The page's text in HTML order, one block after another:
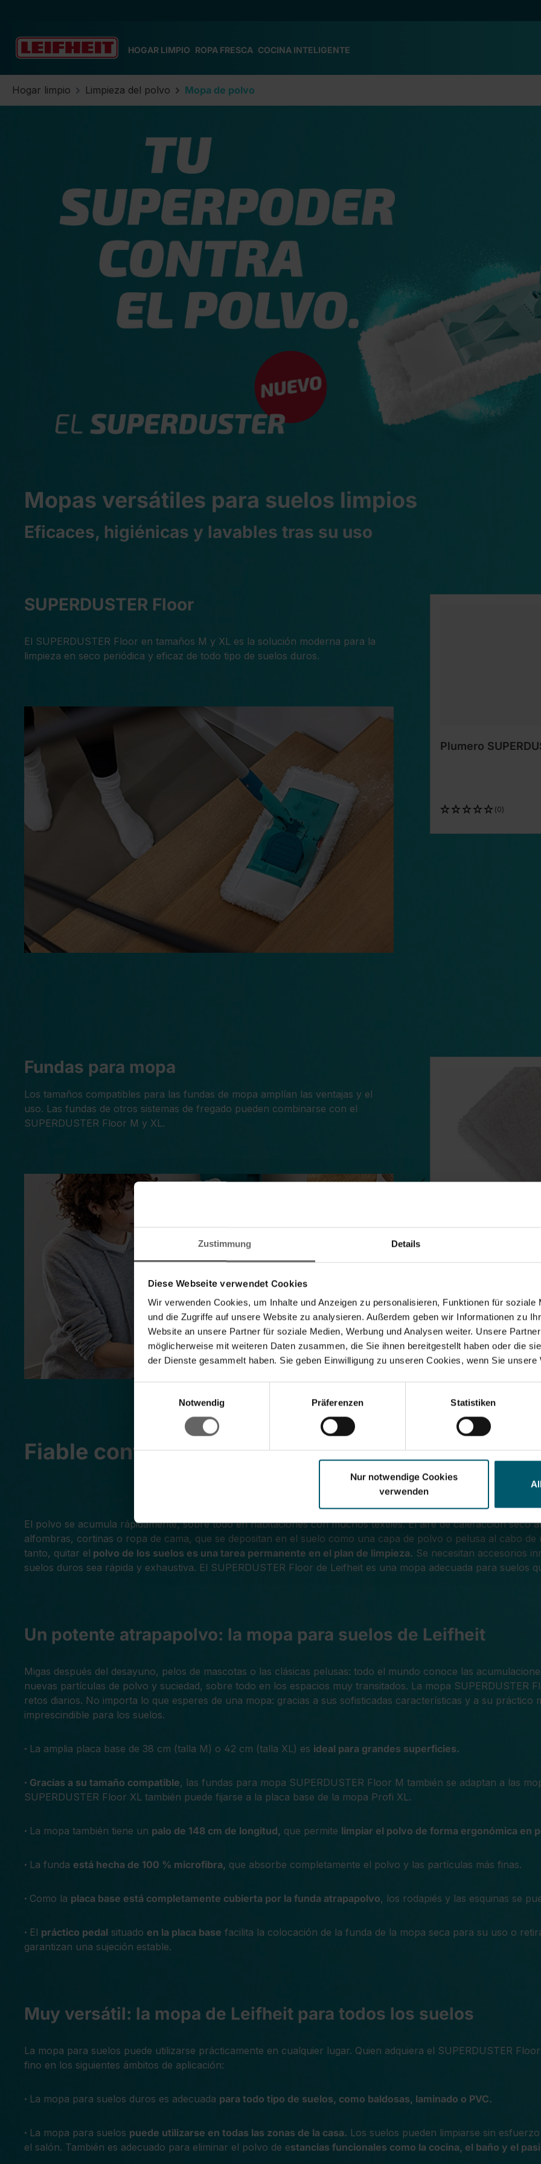
Zustimmung Details
Diese Webseite verwendet Cookies
Wir verwenden Cookies, um Inhalte und Anzeigen zu personalisieren, Funktionen für soziale
und die Zugriffe auf unsere Website zu analysieren. Außerdem geben wir Informationen zu
Website an unsere Partner für soziale Medien, Werbung und Analysen weiter. Unsere
möglicherweise mit weiteren Daten zusammen, die Sie ihnen bereitgestellt haben oder die
der Dienste gesammelt haben. Sie geben Einwilligung zu unseren Cookies, wenn Sie
Notwendig
Präferenzen Statistiken
Nur notwendige Cookies
verwenden
HOGAR LIMPIO ROPA FRESCA COCINA INTELIGENTE
Hogar limpio Limpieza del polvo Mopa de polvo
Mopas versátiles para suelos limpios
Eficaces, higiénicas y lavables tras su uso
SUPERDUSTER Floor
El SUPERDUSTER Floor en tamaños M y XL es la solución moderna para la
limpieza en seco periódica y eficaz de todo tipo de suelos duros.
Plumero
(0)
Fundas para mopa
Los tamaños compatibles para las fundas de mopa amplían las ventajas y el
uso. Las fundas de otros sistemas de fregado pueden combinarse con el
SUPERDUSTER Floor M y XL.
Fiable contra el polvo: la mopa SUPERDUSTER
El polvo se acumula rápidamente, sobre todo en habitaciones con muchos textiles. El aire de calefacción seco
alfombras, cortinas o ropa de cama, que se depositan en el suelo como una capa de polvo o pelusa al cabo
tanto, quitar el polvo de los suelos es una tarea permanente en el plan de limpieza. Se necesitan accesorios
suelos duros sea rápida y exhaustiva. El SUPERDUSTER Floor de Leifheit es una mopa adecuada para suelos
Un potente atrapapolvo: la mopa para suelos de Leifheit
Migas después del desayuno, pelos de mascotas o las clásicas pelusas: todo el mundo conoce las
nuevas partículas de polvo y suciedad, sobre todo en los espacios muy transitados. La mopa SUPERDUSTER
retos diarios. No importa lo que esperes de una mopa: gracias a sus sofisticadas características y a su práctico
imprescindible para los suelos.
• La amplia placa base de 38 cm (talla M) o 42 cm (talla XL) es ideal para grandes superficies.
• Gracias a su tamaño compatible, las fundas para mopa SUPERDUSTER Floor M también se adaptan a las
SUPERDUSTER Floor XL también puede fijarse a la placa base de la mopa Profi XL.
• La mopa también tiene un palo de 148 cm de longitud, que permite limpiar el polvo de forma ergonómica en
• La funda está hecha de 100 % microfibra, que absorbe completamente el polvo y las partículas más finas.
• Como la placa base está completamente cubierta por la funda atrapapolvo, los rodapiés y las esquinas se
• El práctico pedal situado en la placa base facilita la colocación de la funda de la mopa seca para su uso o
garantizan una sujeción estable.
Muy versátil: la mopa de Leifheit para todos los suelos
La mopa para suelos puede utilizarse prácticamente en cualquier lugar. Quien adquiera el SUPERDUSTER
fino en los siguientes ámbitos de aplicación:
• La mopa para suelos duros es adecuada para todo tipo de suelos, como baldosas, laminado o PVC.
• La mopa para suelos puede utilizarse en todas las zonas de la casa. Los suelos pueden limpiarse sin
el salón. También es adecuado para eliminar el polvo de estancias funcionales como la cocina, el baño y el